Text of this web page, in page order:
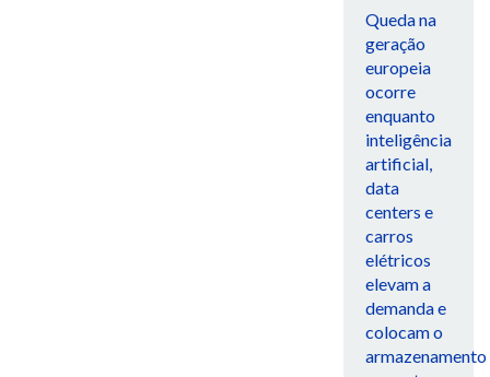
Queda na
geração
europeia
ocorre
enquanto
inteligência
artificial,
data
centers e
carros
elétricos
elevam a
demanda e
colocam o
armazenamento